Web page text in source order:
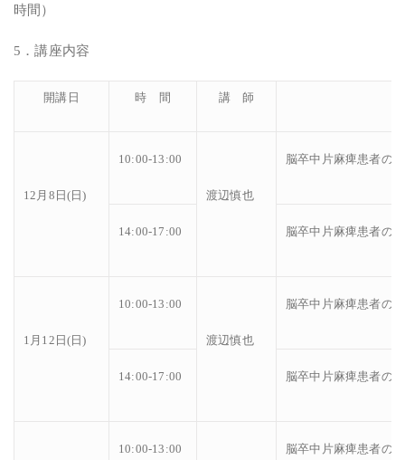
時間）
5．講座内容
開講日 時 間 講 師
12月8日(日)
10:00-13:00
渡辺慎也
脳卒中片麻痺患者の
14:00-17:00 脳卒中片麻痺患者の
1月12日(日)
10:00-13:00
渡辺慎也
脳卒中片麻痺患者の
14:00-17:00 脳卒中片麻痺患者の
10:00-13:00 脳卒中片麻痺患者の